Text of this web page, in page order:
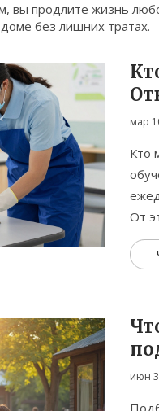
вы продлите жизнь
без лишних тратах.
мар
Кто
От
июн